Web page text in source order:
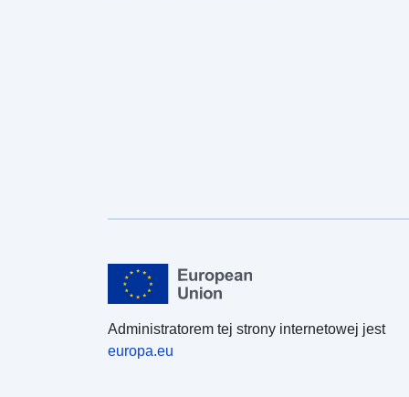
Administratorem tej strony internetowej jest
europa.eu